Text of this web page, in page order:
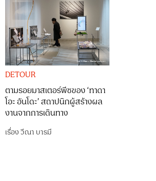
DETOUR
ตามรอยมาสเตอร์พีซของ ‘ทาดา
โอะ อันโดะ’ สถาปนิกผู้สร้างผล
งานจากการเดินทาง
เรื่องวีณา บารมี